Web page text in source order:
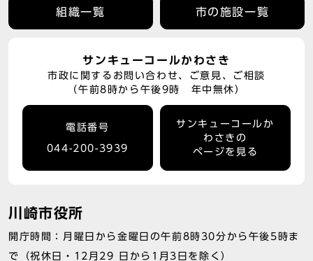
組織一覧 市の施設一覧
サンキューコールかわさき
市政に関するお問い合わせ、ご意見、ご相談
（午前8時から午後9時 年中無休）
電話番号
044-200-3939
サンキューコールか
わさきの
ページを見る
川崎市役所
開庁時間：月曜日から金曜日の午前8時30分から午後5時ま
で（祝休日・12月29 日から1月3日を除く）